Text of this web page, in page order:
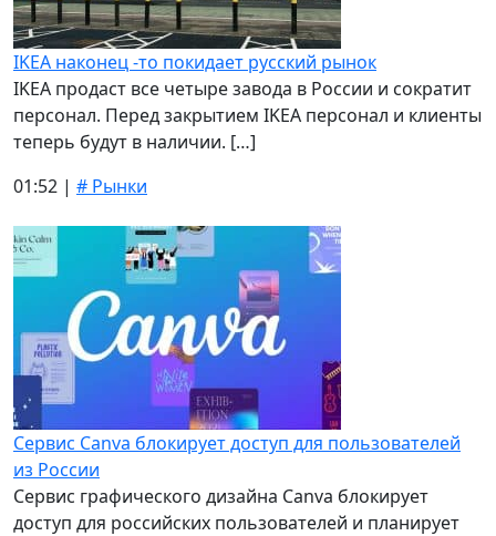
IKEA наконец -то покидает русский рынок
IKEA продаст все четыре завода в России и сократит
персонал. Перед закрытием IKEA персонал и клиенты
теперь будут в наличии. […]
01:52 | # Рынки
Сервис Canva блокирует доступ для пользователей
из России
Сервис графического дизайна Canva блокирует
доступ для российских пользователей и планирует